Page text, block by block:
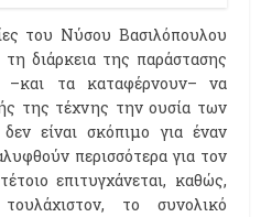
του Νύσου Βασιλόπουλου
διάρκεια της παράστασης
–και τα καταφέρνουν– να
της τέχνης την ουσία των
είναι σκόπιμο για έναν
περισσότερα για τον
επιτυγχάνεται, καθώς,
το συνολικό